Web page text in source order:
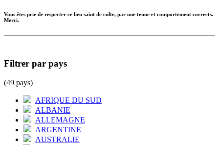
Vous êtes prie de respecter ce lieu saint de culte, par une tenue et comportement corrects.
Merci.
Filtrer par pays
(49 pays)
AFRIQUE DU SUD
ALBANIE
ALLEMAGNE
ARGENTINE
AUSTRALIE